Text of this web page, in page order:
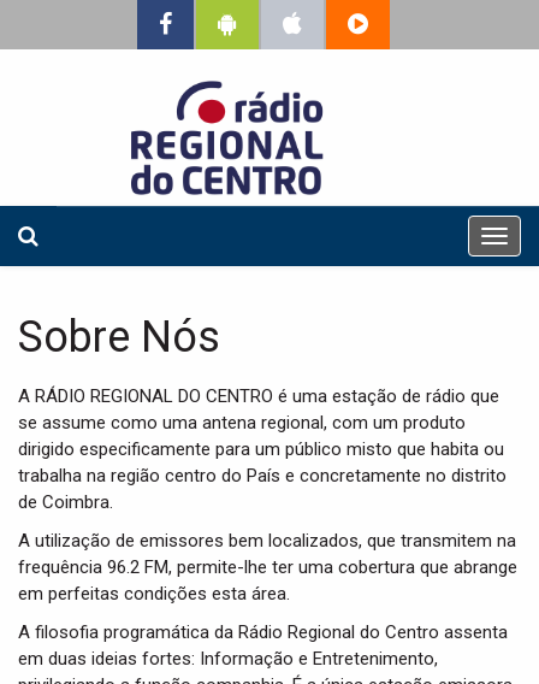
T
o
n
v
t
i
Sobre Nós
A RÁDIO REGIONAL DO CENTRO é uma estação de rádio que
se assume como uma antena regional, com um produto
dirigido especificamente para um público misto que habita ou
trabalha na região centro do País e concretamente no distrito
de Coimbra.
A utilização de emissores bem localizados, que transmitem na
frequência 96.2 FM, permite-lhe ter uma cobertura que abrange
em perfeitas condições esta área.
A filosofia programática da Rádio Regional do Centro assenta
em duas ideias fortes: Informação e Entretenimento,